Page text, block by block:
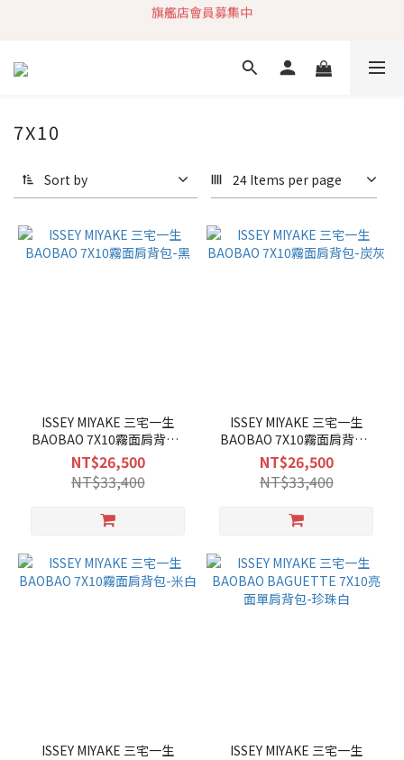
加入社群 獲取最新商品資訊
旗艦店會員募集中
7X10
Sort by 24 Items per page
ISSEY MIYAKE 三宅一生
BAOBAO 7X10霧面肩背包-
黑
NT$26,500
NT$33,400
ISSEY MIYAKE 三宅一生
BAOBAO 7X10霧面肩背包-
炭灰
NT$26,500
NT$33,400
ISSEY MIYAKE 三宅一生
ISSEY MIYAKE 三宅一生